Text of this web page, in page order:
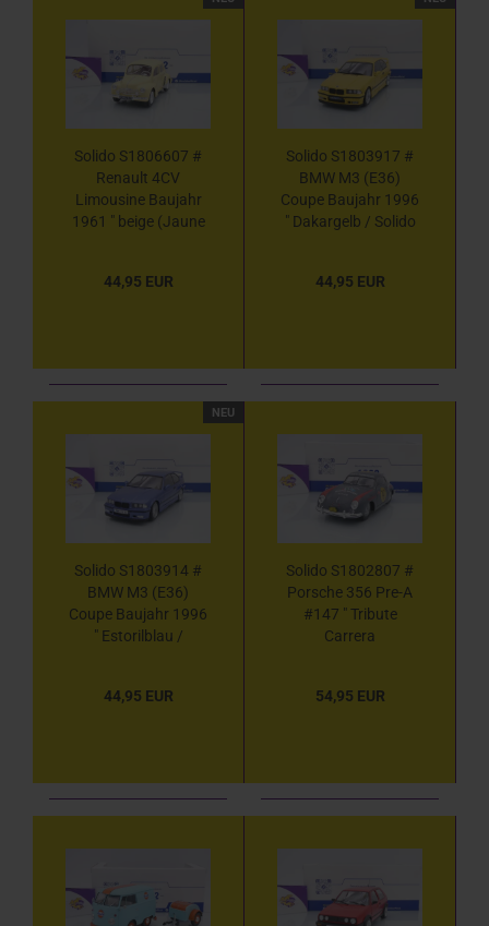
Solido S1806607 #
Renault 4CV
Limousine Baujahr
1961 " beige (Jaune
44,95 EUR
Solido S1803917 #
BMW M3 (E36)
Coupe Baujahr 1996
" Dakargelb / Solido
44,95 EUR
NEU
Solido S1803914 #
BMW M3 (E36)
Coupe Baujahr 1996
" Estorilblau /
44,95 EUR
Solido S1802807 #
Porsche 356 Pre-A
#147 " Tribute
Carrera
54,95 EUR